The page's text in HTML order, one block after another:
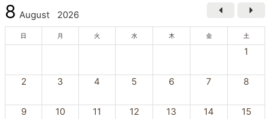
8 August 2026
日 月 火 水 木 金 土
1
2 3 4 5 6 7 8
9 10 11 12 13 14 15